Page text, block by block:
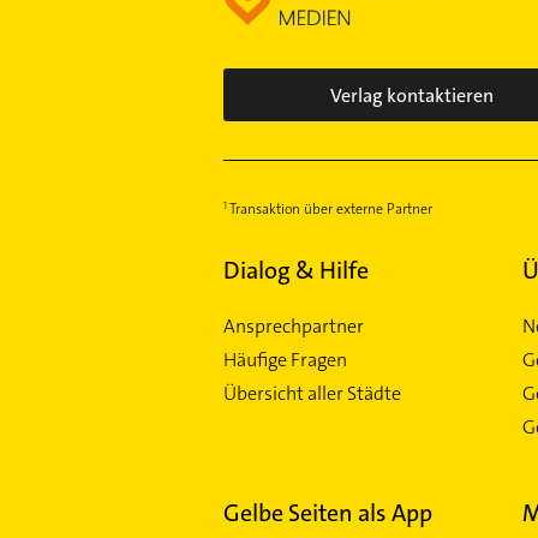
Verlag kontaktieren
Transaktion über externe Partner
Dialog & Hilfe
Ansprechpartner
Häufige Fragen
Übersicht aller Städte
Gelbe Seiten als App